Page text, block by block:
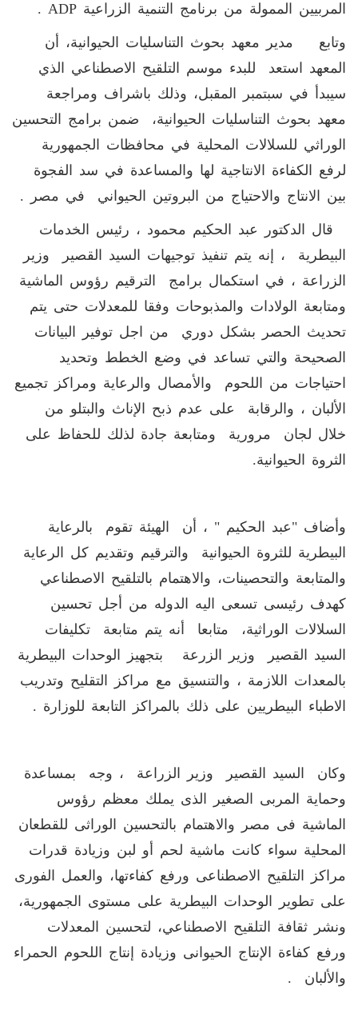
المربيين الممولة من برنامج التنمية الزراعية ADP .
وتابع مدير معهد بحوث التناسليات الحيوانية، أن
المعهد استعد للبدء موسم التلقيح الاصطناعي الذي
سيبدأ في سبتمبر المقبل، وذلك باشراف ومراجعة
معهد بحوث التناسليات الحيوانية، ضمن برامج التحسين
الوراثي للسلالات المحلية في محافظات الجمهورية
لرفع الكفاءة الانتاجية لها والمساعدة في سد الفجوة
بين الانتاج والاحتياج من البروتين الحيواني في مصر .
قال الدكتور عبد الحكيم محمود ، رئيس الخدمات
البيطرية ، إنه يتم تنفيذ توجيهات السيد القصير وزير
الزراعة ، في استكمال برامج الترقيم رؤوس الماشية
ومتابعة الولادات والمذبوحات وفقا للمعدلات حتى يتم
تحديث الحصر بشكل دوري من اجل توفير البيانات
الصحيحة والتي تساعد في وضع الخطط وتحديد
احتياجات من اللحوم والأمصال والرعاية ومراكز تجميع
الألبان ، والرقابة على عدم ذبح الإناث والبتلو من
خلال لجان مرورية ومتابعة جادة لذلك للحفاظ على
الثروة الحيوانية.
وأضاف "عبد الحكيم " ، أن الهيئة تقوم بالرعاية
البيطرية للثروة الحيوانية والترقيم وتقديم كل الرعاية
والمتابعة والتحصينات، والاهتمام بالتلقيح الاصطناعي
كهدف رئيسى تسعى اليه الدوله من أجل تحسين
السلالات الوراثية، متابعا أنه يتم متابعة تكليفات
السيد القصير وزير الزرعة بتجهيز الوحدات البيطرية
بالمعدات اللازمة ، والتنسيق مع مراكز التقليح وتدريب
الاطباء البيطريين على ذلك بالمراكز التابعة للوزارة .
وكان السيد القصير وزير الزراعة ، وجه بمساعدة
وحماية المربى الصغير الذى يملك معظم رؤوس
الماشية فى مصر والاهتمام بالتحسين الوراثى للقطعان
المحلية سواء كانت ماشية لحم أو لبن وزيادة قدرات
مراكز التلقيح الاصطناعى ورفع كفاءتها، والعمل الفورى
على تطوير الوحدات البيطرية على مستوى الجمهورية،
ونشر ثقافة التلقيح الاصطناعي، لتحسين المعدلات
ورفع كفاءة الإنتاج الحيوانى وزيادة إنتاج اللحوم الحمراء
والألبان .